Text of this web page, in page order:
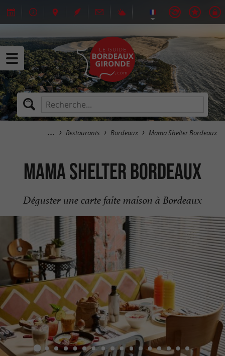
Restaurants Bordeaux Mama Shelter Bordeaux
Mama Shelter Bordeaux
Déguster une carte faite maison à Bordeaux